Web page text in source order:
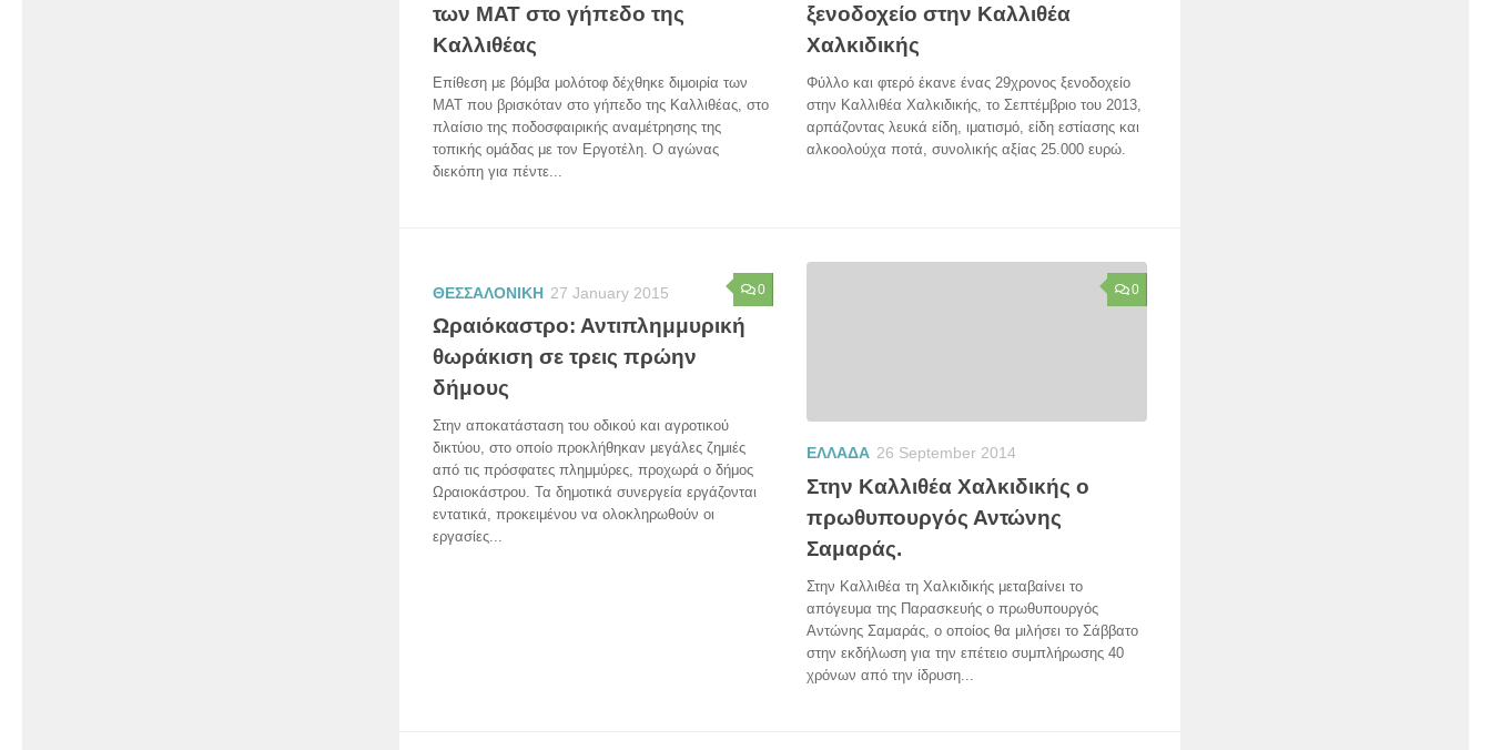
των ΜΑΤ στο γήπεδο της
Καλλιθέας
Επίθεση με βόμβα μολότοφ δέχθηκε διμοιρία των
ΜΑΤ που βρισκόταν στο γήπεδο της Καλλιθέας, στο
πλαίσιο της ποδοσφαιρικής αναμέτρησης της
τοπικής ομάδας με τον Εργοτέλη. Ο αγώνας
διεκόπη για πέντε...
ξενοδοχείο στην Καλλιθέα
Χαλκιδικής
Φύλλο και φτερό έκανε ένας 29χρονος ξενοδοχείο
στην Καλλιθέα Χαλκιδικής, το Σεπτέμβριο του 2013,
αρπάζοντας λευκά είδη, ιματισμό, είδη εστίασης και
αλκοολούχα ποτά, συνολικής αξίας 25.000 ευρώ.
0
ΘΕΣΣΑΛΟΝΙΚΗ 27 January 2015
Ωραιόκαστρο: Αντιπλημμυρική
θωράκιση σε τρεις πρώην
δήμους
Στην αποκατάσταση του οδικού και αγροτικού
δικτύου, στο οποίο προκλήθηκαν μεγάλες ζημιές
από τις πρόσφατες πλημμύρες, προχωρά ο δήμος
Ωραιοκάστρου. Τα δημοτικά συνεργεία εργάζονται
εντατικά, προκειμένου να ολοκληρωθούν οι
εργασίες...
0
ΕΛΛΑΔΑ 26 September 2014
Στην Καλλιθέα Χαλκιδικής ο
πρωθυπουργός Αντώνης
Σαμαράς.
Στην Καλλιθέα τη Χαλκιδικής μεταβαίνει το
απόγευμα της Παρασκευής ο πρωθυπουργός
Αντώνης Σαμαράς, ο οποίος θα μιλήσει το Σάββατο
στην εκδήλωση για την επέτειο συμπλήρωσης 40
χρόνων από την ίδρυση...